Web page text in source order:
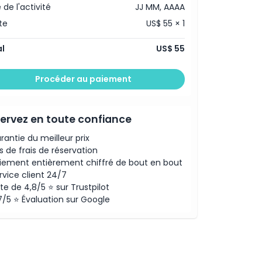
de l'activité
JJ MM, AAAA
US$ 55 × 1
US$ 55
Procéder au paiement
en toute confiance
du meilleur prix
de frais de réservation
entièrement chiffré de bout en bout
client 24/7
de 4,8/5 ⭐ sur Trustpilot
5 ⭐ Évaluation sur Google